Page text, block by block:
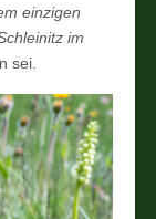
einzigen
im
sei.